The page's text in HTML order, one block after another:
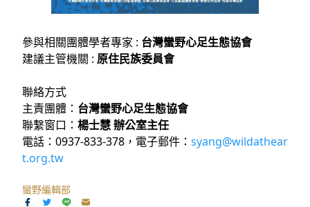
參與相關團體學者專家 : 台灣蠻野⼼⾜⽣態協會
建議主管機關 : 原住⺠族委員會
聯絡⽅式
主責團體： 台灣蠻野⼼⾜⽣態協會
聯繫窗⼝： 楊⼠慧 辦公室主任
電話：0937-833-378，電⼦郵件： syang@wildathear
t.org.tw
蠻野編輯部